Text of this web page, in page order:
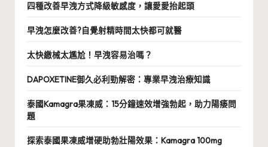
四種改善早洩方式降級敏感度，讓愛愛抬起頭
早洩怎麼改善?自覺射精時間太快都可就醫
太快繳械太尷尬！早洩容易治嗎？
DAPOXETINE御久必利勁解密：專業早洩治療知識
泰國Kamagra果凍威：15分鐘速效增強勃起，助力陽痿問
題
探索泰國果凍威增硬助勃壯陽效果：Kamagra 100mg